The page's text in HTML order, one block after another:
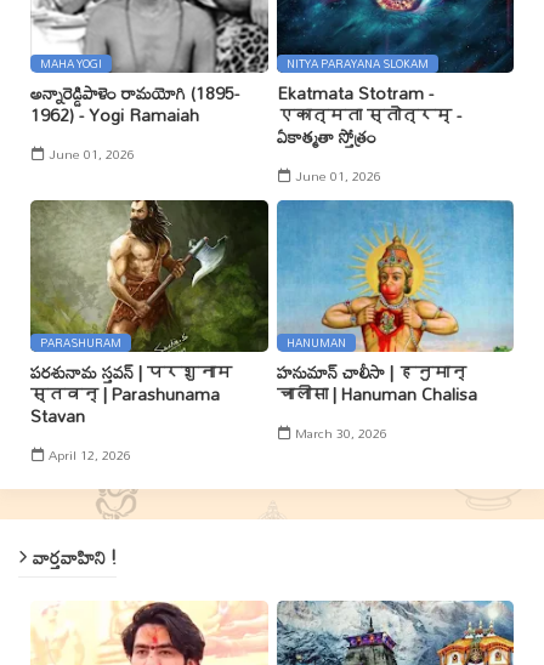
MAHA YOGI
అన్నారెడ్డిపాళెం రామయోగి (1895-
1962) - Yogi Ramaiah
June 01, 2026
NITYA PARAYANA SLOKAM
Ekatmata Stotram -
एकात्मता स्तोत्रम् -
ఏకాత్మతా స్తోత్రం
June 01, 2026
PARASHURAM
పరశునామ స్తవన్ | परशुनाम
स्तवन् | Parashunama
Stavan
April 12, 2026
HANUMAN
హనుమాన్ చాలీసా | हनुमान्
चालीसा | Hanuman Chalisa
March 30, 2026
వార్తవాహిని !